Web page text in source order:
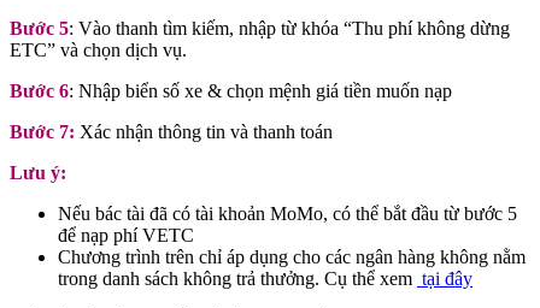
Bước 5: Vào thanh tìm kiếm, nhập từ khóa “Thu phí không dừng
ETC” và chọn dịch vụ.
Bước 6: Nhập biển số xe & chọn mệnh giá tiền muốn nạp
Bước 7: Xác nhận thông tin và thanh toán
Lưu ý:
Nếu bác tài đã có tài khoản MoMo, có thể bắt đầu từ bước 5
để nạp phí VETC
Chương trình trên chỉ áp dụng cho các ngân hàng không nằm
trong danh sách không trả thưởng. Cụ thể xem tại đây